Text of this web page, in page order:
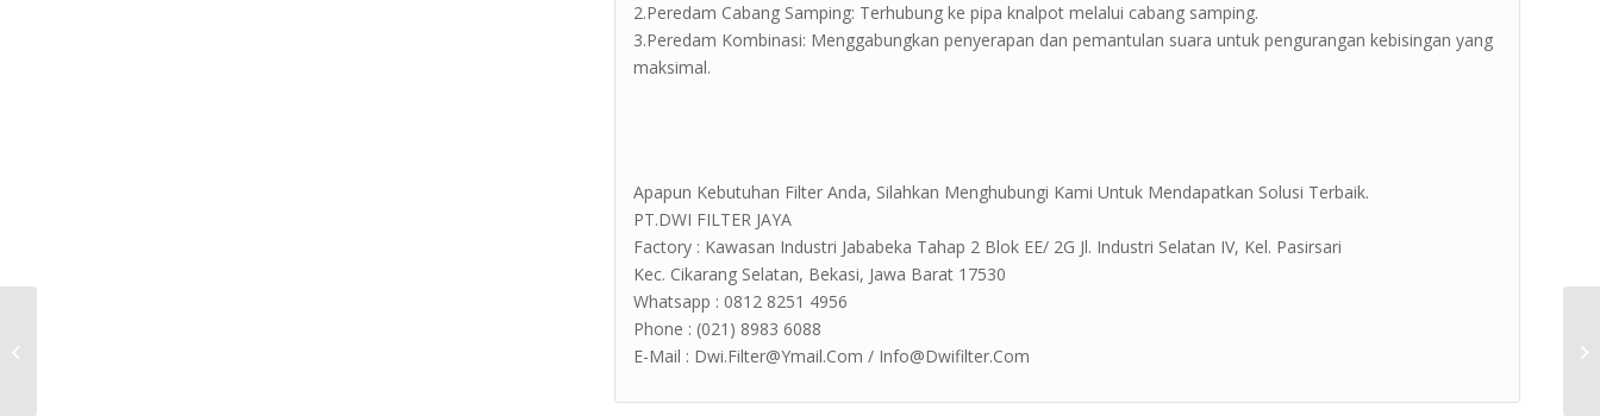
2.Peredam Cabang Samping: Terhubung ke pipa knalpot melalui cabang samping.
3.Peredam Kombinasi: Menggabungkan penyerapan dan pemantulan suara untuk pengurangan kebisingan yang
maksimal.
Apapun Kebutuhan Filter Anda, Silahkan Menghubungi Kami Untuk Mendapatkan Solusi Terbaik.
PT.DWI FILTER JAYA
Factory : Kawasan Industri Jababeka Tahap 2 Blok EE/ 2G Jl. Industri Selatan IV, Kel. Pasirsari
Kec. Cikarang Selatan, Bekasi, Jawa Barat 17530
Whatsapp : 0812 8251 4956
Phone : (021) 8983 6088
E-Mail : Dwi.Filter@Ymail.Com / Info@Dwifilter.Com